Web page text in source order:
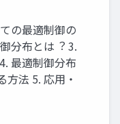
の最適制御の
分布とは︖ 3.
最適制御分布
方法 5. 応用・